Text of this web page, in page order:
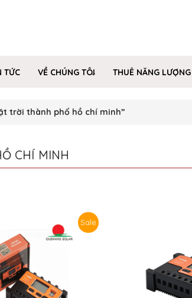
TỨC VỀ CHÚNG TÔI THUÊ NĂNG LƯỢNG
trời thành phố hồ chí minh”
CHÍ MINH
Sale